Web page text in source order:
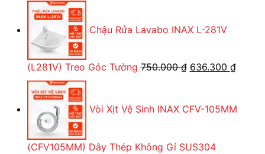
Đường Liên Phường, Phường Long
Trường, TP. HCM
Cụm kho:
Kim Hằng, Ba Tơ, Phường 7,
Quận 8, TP. Hồ Chí Minh
Cụm kho quốc phòng: Đường Tăng Nhơn
Phú A, Quận 9, TP. Hồ Chí Minh
Chậu Rửa Lavabo INAX L-281V
(L281V) Treo Góc Tường 750.000₫ Giá
750.000 ₫.
636.300 ₫Giá
là:
Vòi Xịt Vệ Sinh INAX CFV-105MM
(CFV105MM) Dây Thép Không Gỉ SUS304